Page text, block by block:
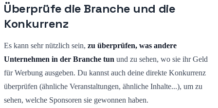
Überprüfe die Branche und die
Konkurrenz
Es kann sehr nützlich sein, zu überprüfen, was andere
Unternehmen in der Branche tun und zu sehen, wo sie ihr Geld
für Werbung ausgeben. Du kannst auch deine direkte Konkurrenz
überprüfen (ähnliche Veranstaltungen, ähnliche Inhalte...), um zu
sehen, welche Sponsoren sie gewonnen haben.